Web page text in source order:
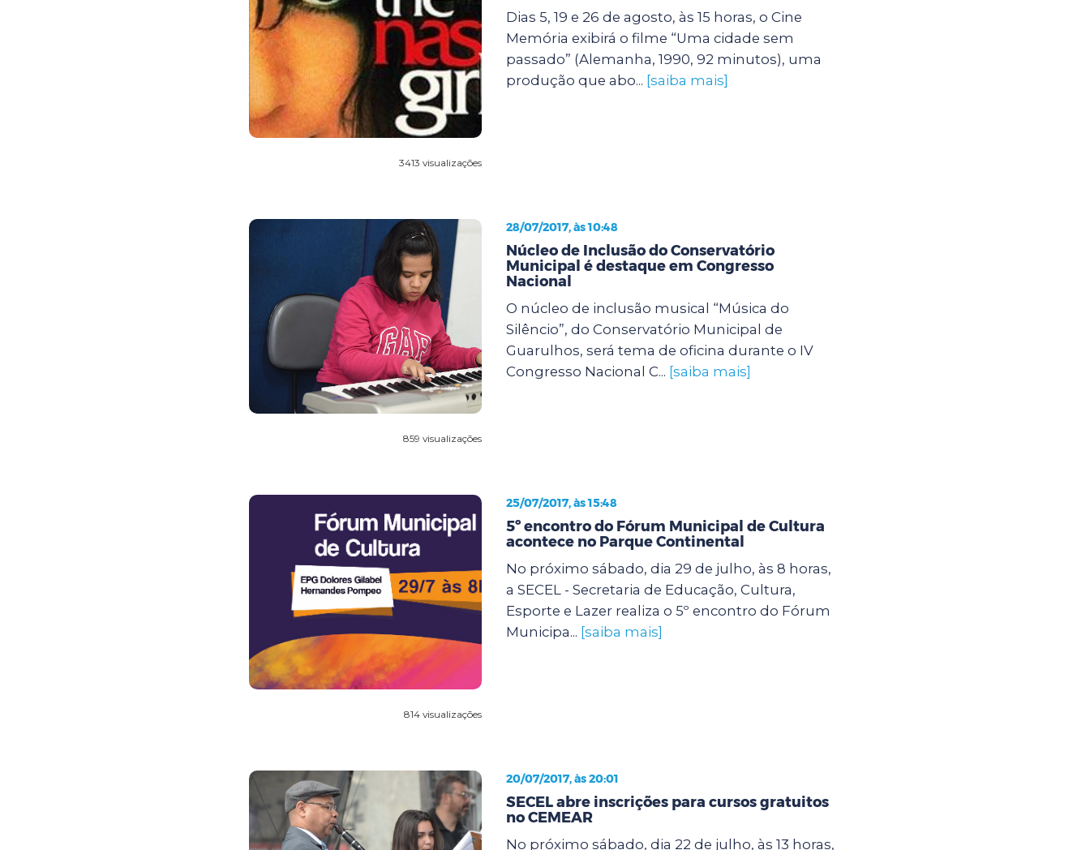
3413 visualizações
Dias 5, 19 e 26 de agosto, às 15 horas, o Cine
Memória exibirá o filme “Uma cidade sem
passado” (Alemanha, 1990, 92 minutos), uma
produção que abo... [saiba mais]
859 visualizações
28/07/2017, às 10:48
Núcleo de Inclusão do Conservatório
Municipal é destaque em Congresso
Nacional
O núcleo de inclusão musical “Música do
Silêncio”, do Conservatório Municipal de
Guarulhos, será tema de oficina durante o IV
Congresso Nacional C... [saiba mais]
814 visualizações
25/07/2017, às 15:48
5º encontro do Fórum Municipal de Cultura
acontece no Parque Continental
No próximo sábado, dia 29 de julho, às 8 horas,
a SECEL - Secretaria de Educação, Cultura,
Esporte e Lazer realiza o 5º encontro do Fórum
Municipa... [saiba mais]
20/07/2017, às 20:01
SECEL abre inscrições para cursos gratuitos
no CEMEAR
No próximo sábado, dia 22 de julho, às 13 horas,